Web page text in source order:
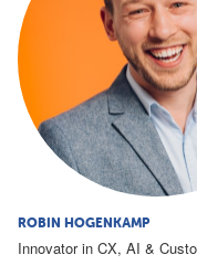
ROBIN HOGENKAMP
Innovator in CX, AI &